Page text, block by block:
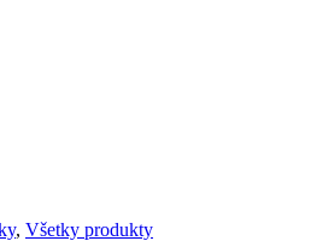
, Všetky produkty